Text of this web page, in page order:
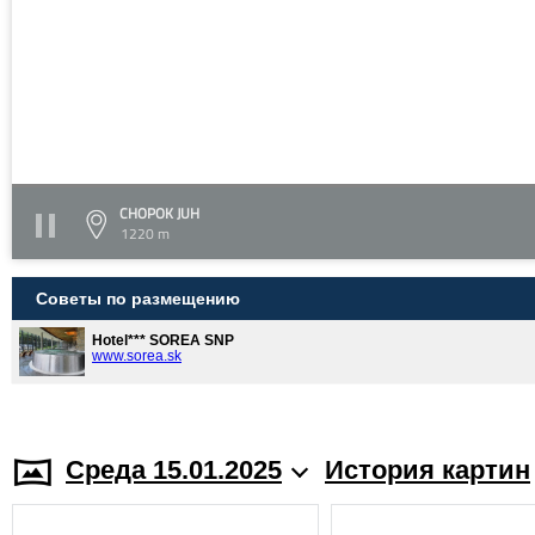
CHOPOK JUH
1220 m
Советы по размещению
Hotel*** SOREA SNP
www.sorea.sk
Среда 15.01.2025 История картин